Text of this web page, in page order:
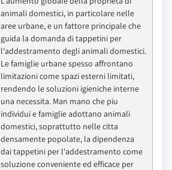
animali domestici, in particolare nelle
aree urbane, e un fattore principale che
guida la domanda di tappetini per
l'addestramento degli animali domestici.
Le famiglie urbane spesso affrontano
limitazioni come spazi esterni limitati,
rendendo le soluzioni igieniche interne
una necessita. Man mano che piu
individui e famiglie adottano animali
domestici, soprattutto nelle citta
densamente popolate, la dipendenza
dai tappetini per l'addestramento come
soluzione conveniente ed efficace per